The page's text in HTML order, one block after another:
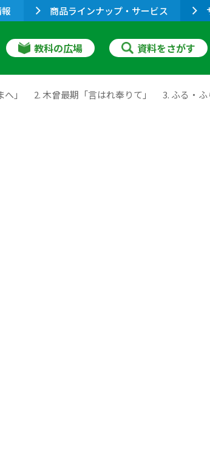
商品ラインナップ・サービス
教科の広場 資料をさがす
」 2. 木曾最期「言はれ奉りて」 3. ふる・ふ